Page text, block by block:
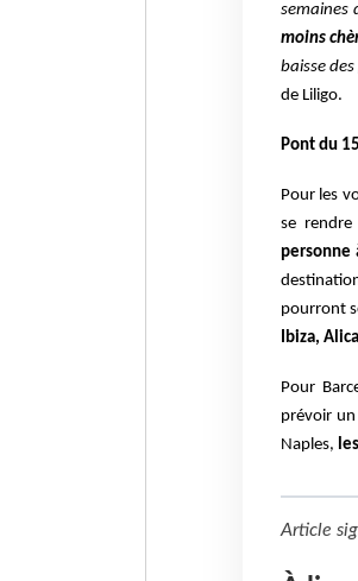
semaines
moins
baisse
de Liligo.
Pont du
Pour les
se rendre
personne
pourront
Ibiza,
Pour
prévoir un
Naples,
Article